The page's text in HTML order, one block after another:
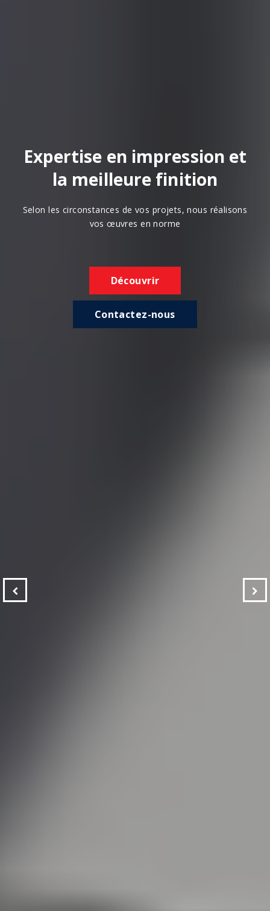
Expertise en impression et
la meilleure finition
Selon les circonstances de vos projets, nous réalisons
vos œuvres en norme
Découvrir
Contactez-nous